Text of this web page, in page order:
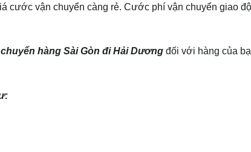
cước vận chuyển càng rẻ. Cước phí vận chuyển giao
hàng Sài Gòn đi Hải Dương đối với hàng của